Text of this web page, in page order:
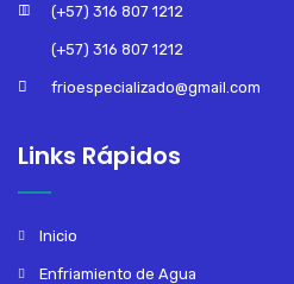
(+57) 316 807 1212
(+57) 316 807 1212
frioespecializado@gmail.com
Links Rápidos
Inicio
Enfriamiento de Agua